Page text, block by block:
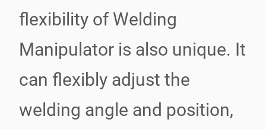
flexibility of Welding
Manipulator is also unique. It
can flexibly adjust the
welding angle and position,